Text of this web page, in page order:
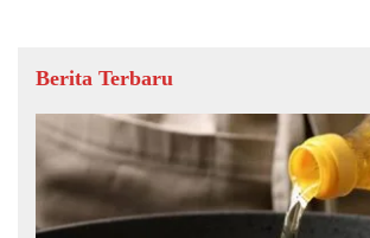
Berita Terbaru